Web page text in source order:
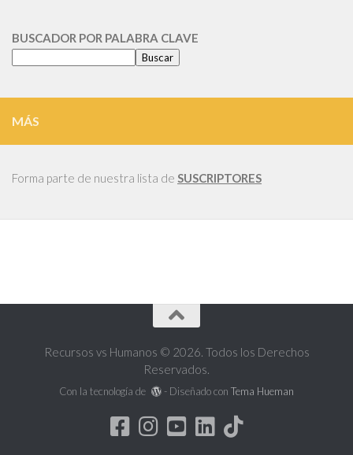
BUSCADOR POR PALABRA CLAVE
Buscar
MÁS
Forma parte de nuestra lista de SUSCRIPTORES
Recursos vs Humanos © 2026. Todos los Derechos
Reservados.
Con la tecnología de - Diseñado con Tema Hueman